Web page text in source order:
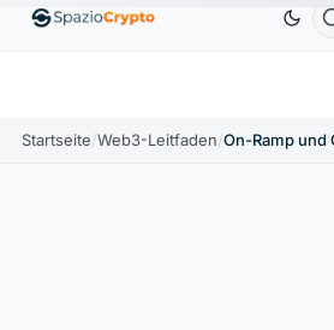
EthereumETH1.880,58 $ TetherUSDT
Startseite/Web3-Leitfaden/